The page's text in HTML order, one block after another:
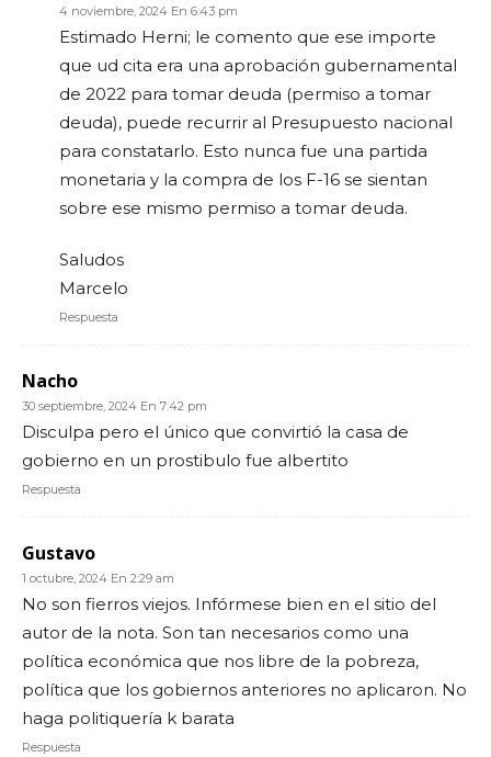
4 noviembre, 2024 En 6:43 pm
Estimado Herni; le comento que ese importe
que ud cita era una aprobación gubernamental
de 2022 para tomar deuda (permiso a tomar
deuda), puede recurrir al Presupuesto nacional
para constatarlo. Esto nunca fue una partida
monetaria y la compra de los F-16 se sientan
sobre ese mismo permiso a tomar deuda.
Saludos
Marcelo
Respuesta
Nacho
30 septiembre, 2024 En 7:42 pm
Disculpa pero el único que convirtió la casa de
gobierno en un prostibulo fue albertito
Respuesta
Gustavo
1 octubre, 2024 En 2:29 am
No son fierros viejos. Infórmese bien en el sitio del
autor de la nota. Son tan necesarios como una
política económica que nos libre de la pobreza,
política que los gobiernos anteriores no aplicaron. No
haga politiquería k barata
Respuesta